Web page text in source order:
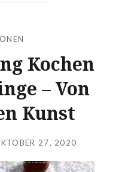
Kochen
– Von
Kunst
27, 2020